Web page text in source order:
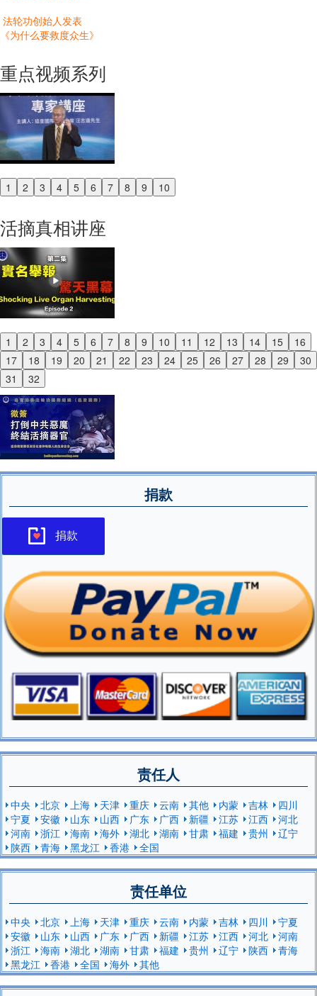
法轮功创始人发表
《为什么要救度众生》
重点视频系列
1 2 3 4 5 6 7 8 9 10
Previous
活摘真相讲座
1 2 3 4 5 6 7 8 9 10 11 12 13 14 15
16
17
18 19 20 21 22 23 24 25 26 27 28 29
30
31
32
Previous
Next
捐款
捐款
责任人
中央 北京 上海 天津 重庆 云南 其他 内蒙 吉林
四川
宁夏
安徽 山东 山西 广东 广西 新疆 江苏 江西
河北
河南
浙江 海南 海外 湖北 湖南 甘肃 福建 贵州
辽宁
陕西
青海 黑龙江 香港 全国
责任单位
中央 北京 上海 天津 重庆 云南 内蒙 吉林 四川
宁夏
安徽
山东 山西 广东 广西 新疆 江苏 江西 河北
河南
浙江
海南 湖北 湖南 甘肃 福建 贵州 辽宁 陕西
青海
黑龙江
香港 全国 海外 其他